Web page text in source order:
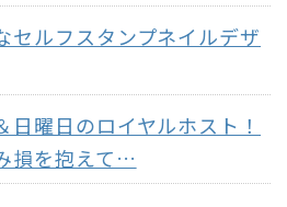
セルフスタンプネイルデザ
日曜日のロイヤルホスト！
損を抱えて…